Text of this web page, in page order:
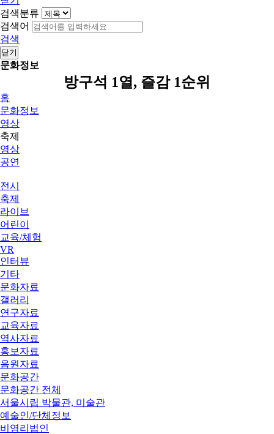
검색분류
검색어
검색
닫기
문화정보
방구석 1열, 즐감 1순위
홈
문화정보
영상
축제
영상
공연
전시
축제
라이브
어린이
교육/체험
VR
인터뷰
기타
문화자료
갤러리
연구자료
교육자료
역사자료
홍보자료
음원자료
문화공간
문화공간 전체
서울시립 박물관, 미술관
예술인/단체정보
비영리법인